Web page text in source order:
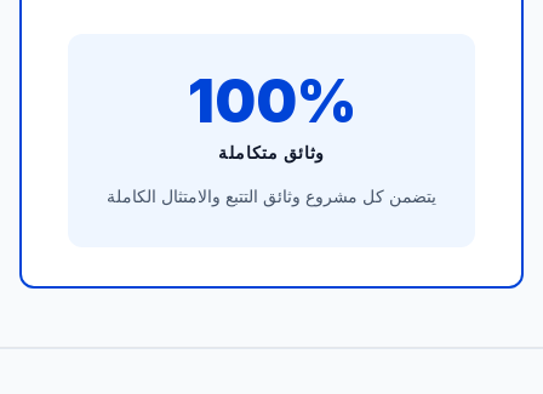
100%
وثائق متكاملة
يتضمن كل مشروع وثائق التتبع والامتثال الكاملة